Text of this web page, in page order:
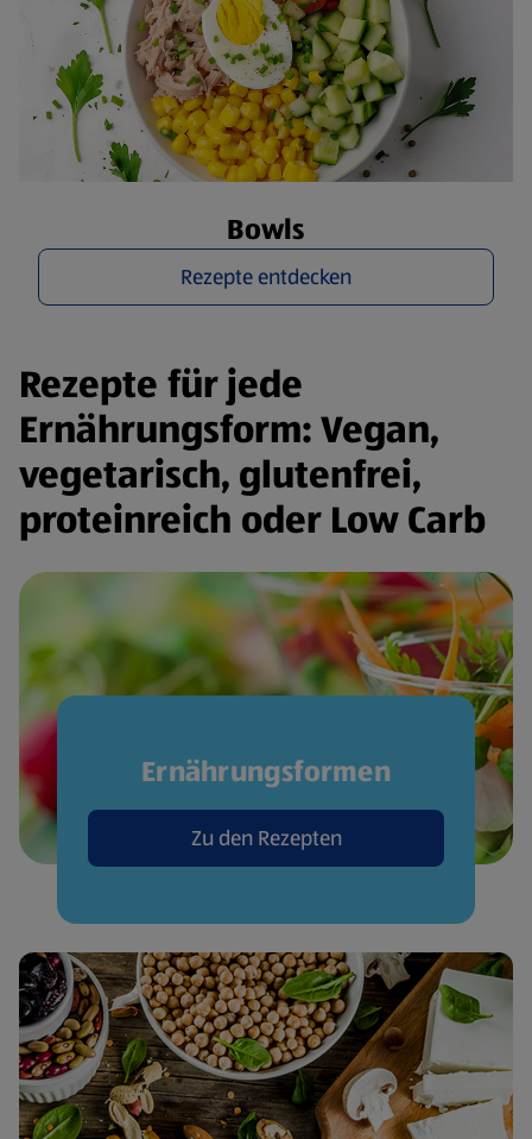
Bowls
Rezepte entdecken
Rezepte für jede
Ernährungsform: Vegan,
vegetarisch, glutenfrei,
proteinreich oder Low Carb
Ernährungsformen
Zu den Rezepten